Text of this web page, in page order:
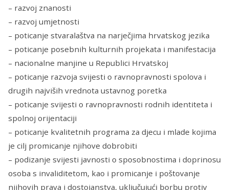
– razvoj znanosti
– razvoj umjetnosti
– poticanje stvaralaštva na narječjima hrvatskog jezika
– poticanje posebnih kulturnih projekata i manifestacija
– nacionalne manjine u Republici Hrvatskoj
– poticanje razvoja svijesti o ravnopravnosti spolova i
drugih najviših vrednota ustavnog poretka
– poticanje svijesti o ravnopravnosti rodnih identiteta i
spolnoj orijentaciji
– poticanje kvalitetnih programa za djecu i mlade kojima
je cilj promicanje njihove dobrobiti
– podizanje svijesti javnosti o sposobnostima i doprinosu
osoba s invaliditetom, kao i promicanje i poštovanje
njihovih prava i dostojanstva, uključujući borbu protiv